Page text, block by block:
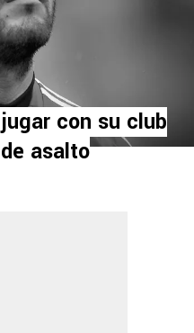
con su club
asalto